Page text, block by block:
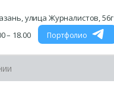
улица Журналистов, 56г
– 18.00
Портфолио